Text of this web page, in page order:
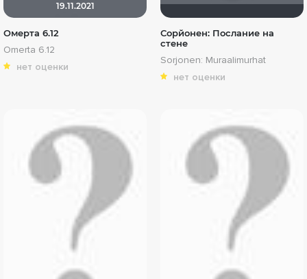
19.11.2021
Омерта 6.12
Omerta 6.12
нет оценки
Сорйонен: Послание на
стене
Sorjonen: Muraalimurhat
нет оценки